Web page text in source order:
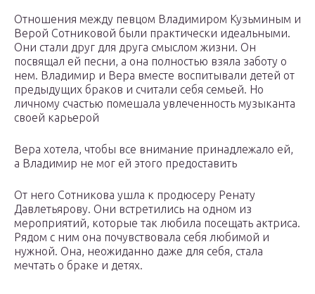
Отношения между певцом Владимиром Кузьминым и
Верой Сотниковой были практически идеальными.
Они стали друг для друга смыслом жизни. Он
посвящал ей песни, а она полностью взяла заботу о
нем. Владимир и Вера вместе воспитывали детей от
предыдущих браков и считали себя семьей. Но
личному счастью помешала увлеченность музыканта
своей карьерой
Вера хотела, чтобы все внимание принадлежало ей,
а Владимир не мог ей этого предоставить
От него Сотникова ушла к продюсеру Ренату
Давлетьярову. Они встретились на одном из
мероприятий, которые так любила посещать актриса.
Рядом с ним она почувствовала себя любимой и
нужной. Она, неожиданно даже для себя, стала
мечтать о браке и детях.